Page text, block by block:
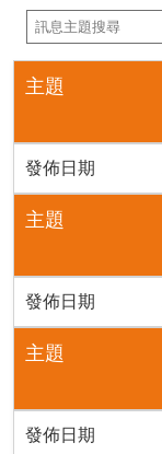
主題
發佈日期
主題
發佈日期
主題
發佈日期